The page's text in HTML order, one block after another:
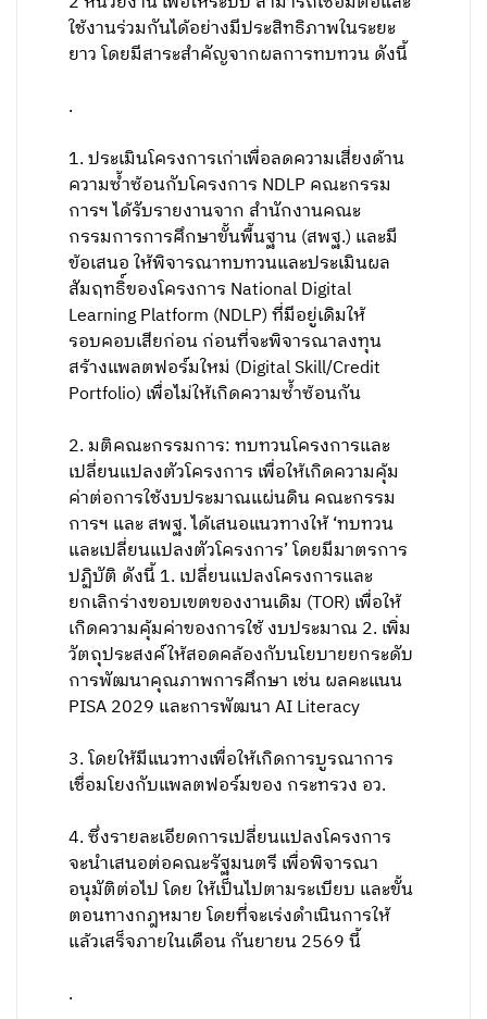
ใช้งานร่วมกันได้อย่างมีประสิทธิภาพในระยะ
ยาว โดยมีสาระสําคัญจากผลการทบทวน ดังนี้
.
​1. ประเมินโครงการเก่าเพื่อลดความเสี่ยงด้าน
ความซํ้าซ้อนกับโครงการ NDLP คณะกรรม
การฯ ได้รับรายงานจาก สํานักงานคณะ
กรรมการการศึกษาขั้นพื้นฐาน (สพฐ.) และมี
ข้อเสนอ ให้พิจารณาทบทวนและประเมินผล
สัมฤทธิ์ของโครงการ National Digital
Learning Platform (NDLP) ที่มีอยู่เดิมให้
รอบคอบเสียก่อน ก่อนที่จะพิจารณาลงทุน
สร้างแพลตฟอร์มใหม่ (Digital Skill/Credit
Portfolio) เพื่อไม่ให้เกิดความซํ้าซ้อนกัน
​2. มติคณะกรรมการ: ทบทวนโครงการและ
เปลี่ยนแปลงตัวโครงการ เพื่อให้เกิดความคุ้ม
ค่าต่อการใช้งบประมาณแผ่นดิน คณะกรรม
การฯ และ สพฐ. ได้เสนอแนวทางให้ ‘ทบทวน
และเปลี่ยนแปลงตัวโครงการ’ โดยมีมาตรการ
ปฏิบัติ ดังนี้ 1. เปลี่ยนแปลงโครงการและ
ยกเลิกร่างขอบเขตของงานเดิม (TOR) เพื่อให้
เกิดความคุ้มค่าของการใช้ งบประมาณ 2. เพิ่ม
วัตถุประสงค์ให้สอดคล้องกับนโยบายยกระดับ
การพัฒนาคุณภาพการศึกษา เช่น ผลคะแนน
PISA 2029 และการพัฒนา AI Literacy
​3. โดยให้มีแนวทางเพื่อให้เกิดการบูรณาการ
เชื่อมโยงกับแพลตฟอร์มของ กระทรวง อว.
​4. ซึ่งรายละเอียดการเปลี่ยนแปลงโครงการ
จะนําเสนอต่อคณะรัฐมนตรี เพื่อพิจารณา
อนุมัติต่อไป โดย ให้เป็นไปตามระเบียบ และขั้น
ตอนทางกฎหมาย โดยที่จะเร่งดําเนินการให้
แล้วเสร็จภายในเดือน กันยายน 2569 นี้
.